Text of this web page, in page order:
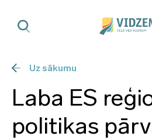
Uz sākumu
Laba ES
politikas